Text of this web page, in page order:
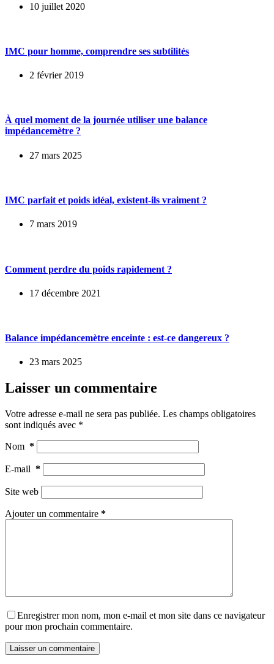
10 juillet 2020
IMC pour homme, comprendre ses subtilités
2 février 2019
À quel moment de la journée utiliser une balance
impédancemètre ?
27 mars 2025
IMC parfait et poids idéal, existent-ils vraiment ?
7 mars 2019
Comment perdre du poids rapidement ?
17 décembre 2021
Balance impédancemètre enceinte : est-ce dangereux ?
23 mars 2025
Laisser un commentaire
Votre adresse e-mail ne sera pas publiée. Les champs obligatoires
sont indiqués avec *
Nom *
E-mail *
Site web
Ajouter un commentaire *
Enregistrer mon nom, mon e-mail et mon site dans ce navigateur
pour mon prochain commentaire.
Laisser un commentaire